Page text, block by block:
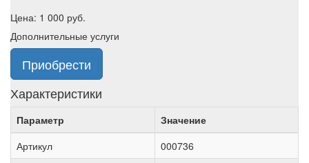
Цена: 1 000 руб.
Дополнительные услуги
Приобрести
Характеристики
Параметр
Значение
Артикул
000736